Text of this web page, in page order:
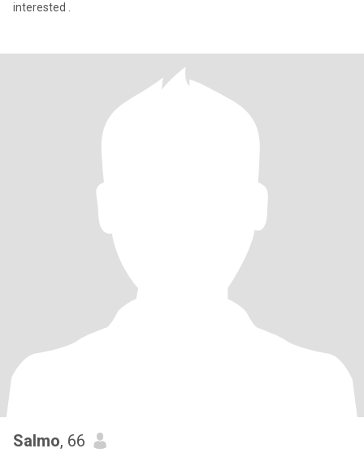
interested .
Salmo, 66